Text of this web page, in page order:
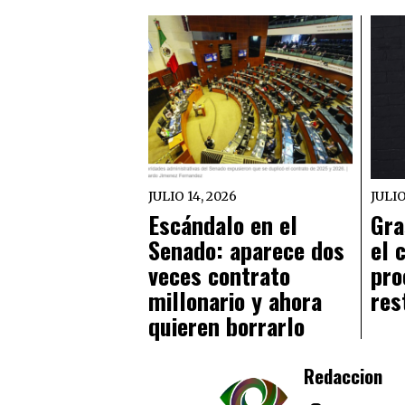
JULIO 14, 2026
Escándalo en el
Senado: aparece dos
veces contrato
millonario y ahora
quieren borrarlo
el
Redaccion